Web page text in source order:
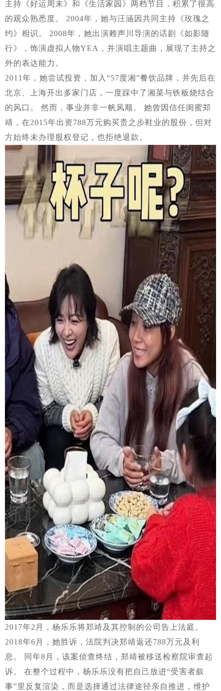
主持《好运周末》和《生活家园》两档节目，积累了很高
的观众熟悉度。 2004年，她与汪涵因共同主持《玫瑰之
约》相识。 2008年，她出演赖声川导演的话剧《如影随
行》，饰演虚拟人物YEA，并演唱主题曲，展现了主持之
外的表达能力。
2011年，她尝试投资，加入“57度湘”餐饮品牌，并先后在
北京、上海开出多家门店，一度踩中了湘菜与铁板烧结合
的风口。 然而，事业并非一帆风顺。 她曾因信任闺蜜郑
靖，在2015年出资788万元购买贵之步鞋业的股份，但对
方始终未办理股权登记，也拒绝退款。
2017年2月，杨乐乐将郑靖及其控制的公司告上法庭。
2018年6月，她胜诉，法院判决郑靖返还788万元及利
息。 同年8月，该案侦查终结，郑靖被移送检察院审查起
诉。 在整个过程中，杨乐乐没有把自己放进“受害者叙
事”里反复渲染，而是选择通过法律途径亲自推进，维护